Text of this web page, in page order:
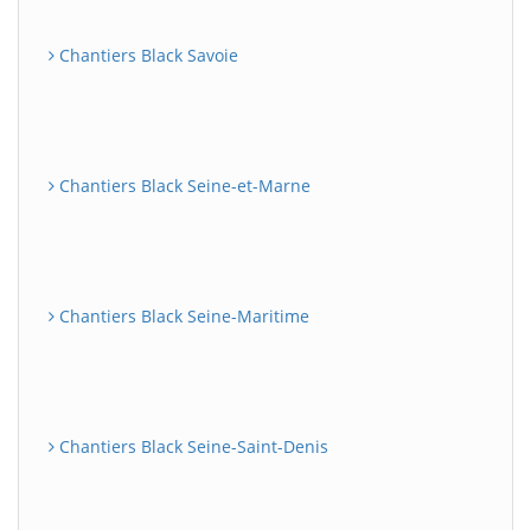
Chantiers Black Savoie
Chantiers Black Seine-et-Marne
Chantiers Black Seine-Maritime
Chantiers Black Seine-Saint-Denis